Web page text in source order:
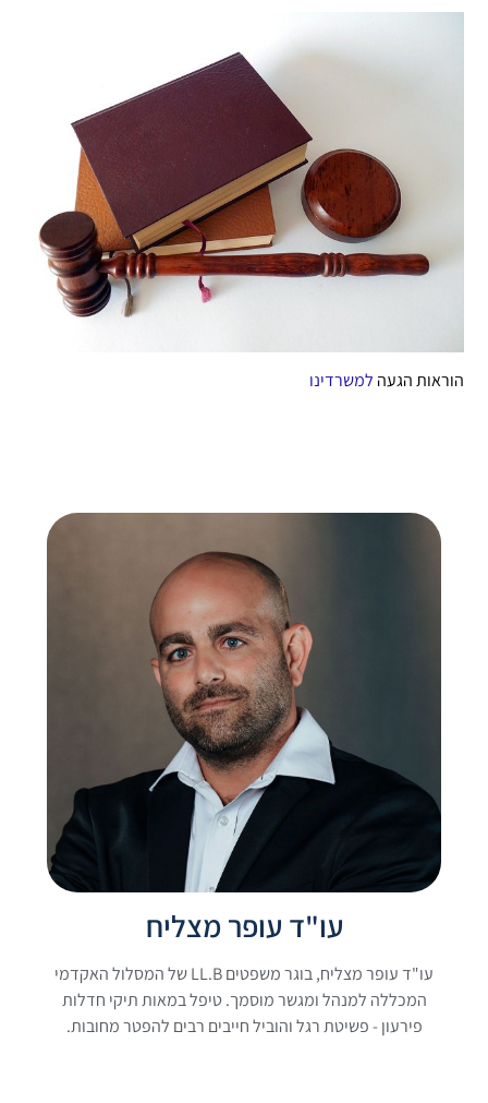
הוראות הגעה למשרדינו
עו"ד עופר מצליח
עו"ד עופר מצליח, בוגר משפטים LL.B של המסלול האקדמי
המכללה למנהל ומגשר מוסמך. טיפל במאות תיקי חדלות
פירעון - פשיטת רגל והוביל חייבים רבים להפטר מחובות.